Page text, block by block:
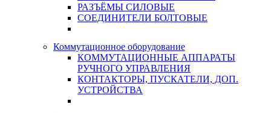
РАЗЪЁМЫ СИЛОВЫЕ
СОЕДИНИТЕЛИ БОЛТОВЫЕ
Коммутационное оборудование
КОММУТАЦИОННЫЕ АППАРАТЫ
РУЧНОГО УПРАВЛЕНИЯ
КОНТАКТОРЫ, ПУСКАТЕЛИ, ДОП.
УСТРОЙСТВА